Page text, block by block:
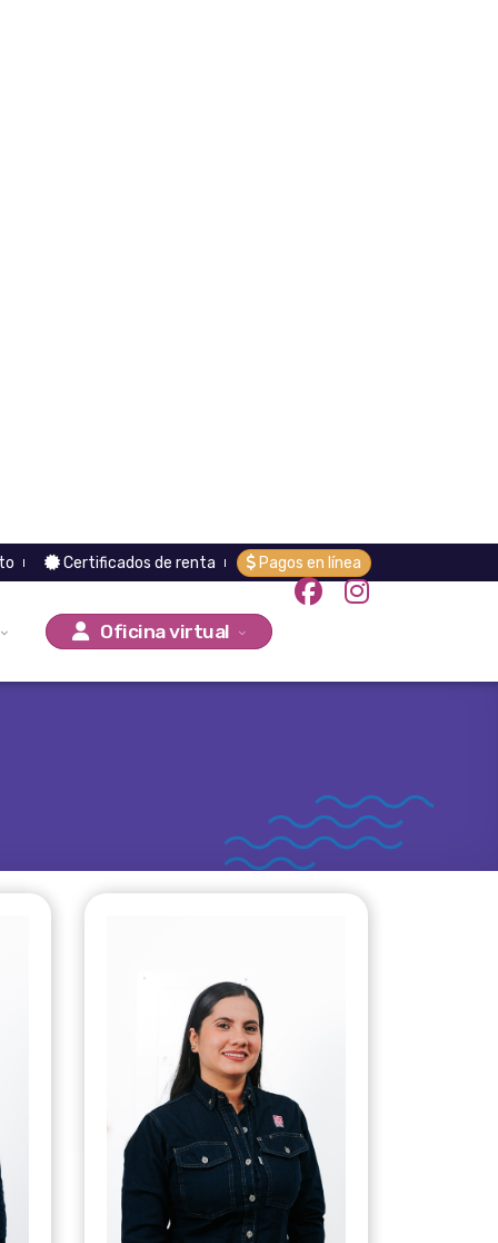
Certificados de renta Pagos en línea
Oficina virtual